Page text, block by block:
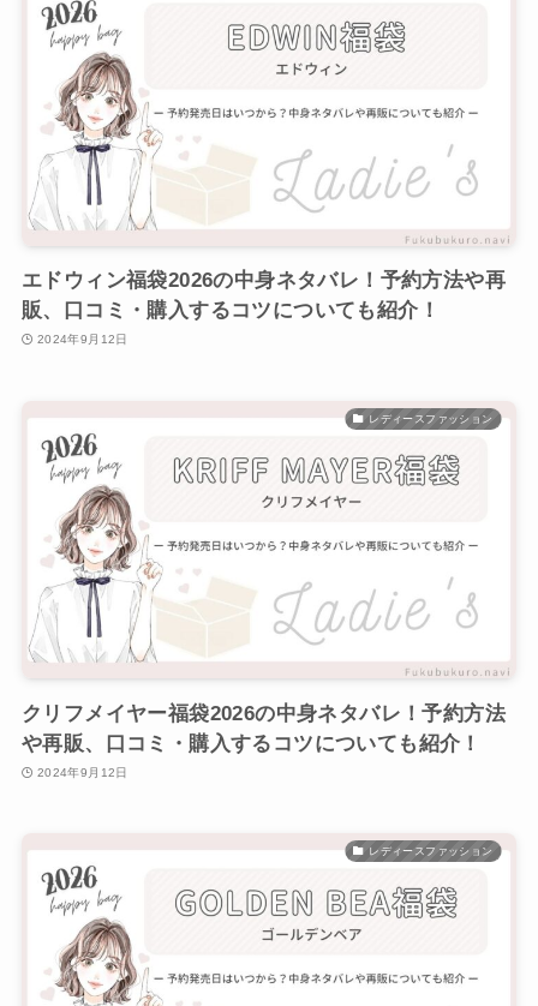
エドウィン福袋2026の中身ネタバレ！予約方法や再
販、口コミ・購入するコツについても紹介！
2024年9月12日
レディースファッション
クリフメイヤー福袋2026の中身ネタバレ！予約方法
や再販、口コミ・購入するコツについても紹介！
2024年9月12日
レディースファッション